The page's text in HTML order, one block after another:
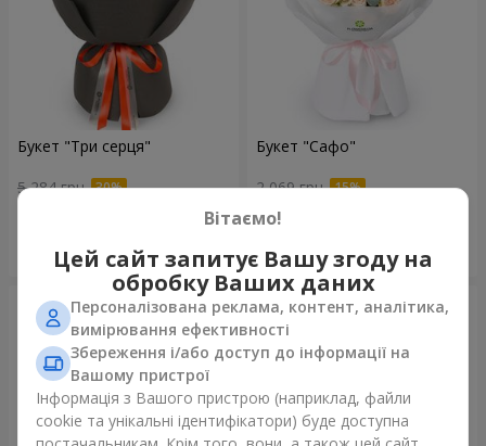
Букет "Три серця"
5 284 грн
Замовити
Букет "Сафо"
2 069 грн
Вітаємо!
Цей сайт запитує Вашу згоду на
обробку Ваших даних
Персоналізована реклама, контент, аналітика,
вимірювання ефективності
Збереження і/або доступ до інформації на
Вашому пристрої
Інформація з Вашого пристрою (наприклад, файли
cookie та унікальні ідентифікатори) буде доступна